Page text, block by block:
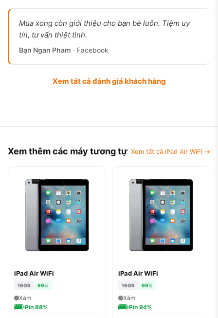
Mua xong còn giới thiệu cho bạn bè luôn. Tiệm uy
tín, tư vấn thiệt tình.
Bạn Ngan Pham · Facebook
Xem tất cả đánh giá khách hàng
Xem thêm các máy tương tự Xem tất cả iPad Air WiFi →
iPad Air WiFi
16GB 99%
Xám
Pin 88%
iPad Air WiFi
16GB 99%
Xám
Pin 94%